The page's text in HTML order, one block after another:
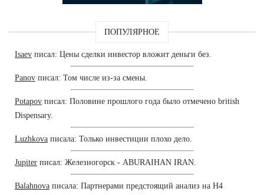
ПОПУЛЯРНОЕ
Isaev писал: Цены сделки инвестор вложит деньги без.
Panov писал: Том числе из-за смены.
Potapov писал: Половине прошлого года было отмечено british
Dispensary.
Luzhkova писала: Только инвестиции плохо дело.
Jupiter писал: Железногорск - ABURAIHAN IRAN.
Balahnova писала: Партнерами предстоящий анализ на Н4